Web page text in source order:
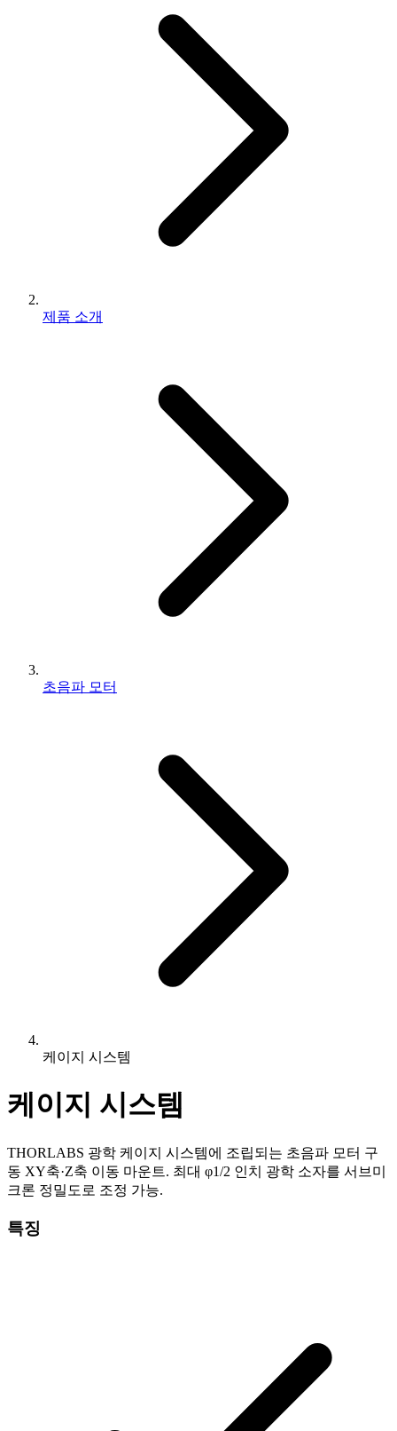
제품 소개
초음파 모터
케이지 시스템
케이지 시스템
THORLABS 광학 케이지 시스템에 조립되는 초음파 모터 구
동 XY축·Z축 이동 마운트. 최대 φ1/2 인치 광학 소자를 서브미
크론 정밀도로 조정 가능.
특징